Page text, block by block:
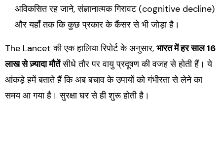
अविकसित रह जाने, संज्ञानात्मक गिरावट (cognitive decline)
और यहाँ तक कि कुछ प्रकार के कैंसर से भी जोड़ा है।
The Lancet की एक हालिया रिपोर्ट के अनुसार, भारत में हर साल 16
लाख से ज़्यादा मौतेंसीधे तौर पर वायु प्रदूषण की वजह से होती हैं। ये
आंकड़े हमें बताते हैं कि अब बचाव के उपायों को गंभीरता से लेने का
समय आ गया है। सुरक्षा घर से ही शुरू होती है।